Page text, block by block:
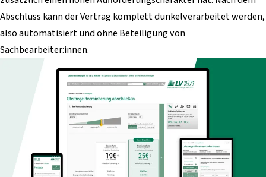
Abschluss kann der Vertrag komplett dunkelverarbeitet werden,
also automatisiert und ohne Beteiligung von
Sachbearbeiter:innen.